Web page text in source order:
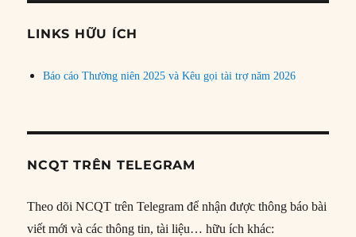
đề
LINKS HỮU ÍCH
Báo cáo Thường niên 2025 và Kêu gọi tài trợ năm 2026
NCQT TRÊN TELEGRAM
Theo dõi NCQT trên Telegram để nhận được thông báo bài
viết mới và các thông tin, tài liệu… hữu ích khác: